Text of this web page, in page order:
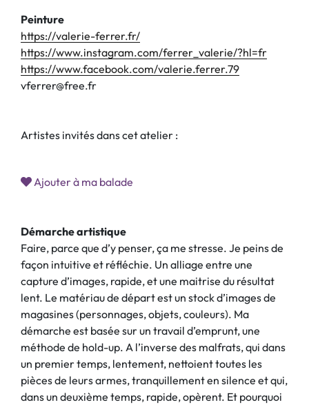
Peinture
https://valerie-ferrer.fr/
https://www.instagram.com/ferrer_valerie/?hl=fr
https://www.facebook.com/valerie.ferrer.79
vferrer@free.fr
Artistes invités dans cet atelier :
Ajouter à ma balade
Démarche artistique
Faire, parce que d’y penser, ça me stresse. Je peins de
façon intuitive et réfléchie. Un alliage entre une
capture d’images, rapide, et une maitrise du résultat
lent. Le matériau de départ est un stock d’images de
magasines (personnages, objets, couleurs). Ma
démarche est basée sur un travail d’emprunt, une
méthode de hold-up. A l’inverse des malfrats, qui dans
un premier temps, lentement, nettoient toutes les
pièces de leurs armes, tranquillement en silence et qui,
dans un deuxième temps, rapide, opèrent. Et pourquoi